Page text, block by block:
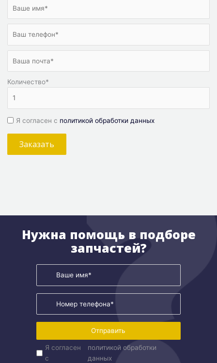
Количество*
Я согласен с политикой обработки данных
Заказать
Нужна помощь в подборе
запчастей?
Отправить
Я согласен
с
политикой обработки
данных